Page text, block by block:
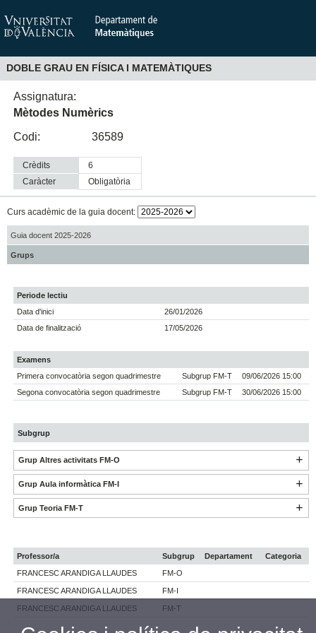
DOBLE GRAU EN FÍSICA I MATEMÀTIQUES
Assignatura:
Mètodes Numèrics
Codi:
36589
Crèdits
6
Caràcter
obligatòria
Curs acadèmic de la guia docent:
Guia docent 2025-2026
Grups
Periode lectiu
Data d'inici
26/01/2026
Data de finalització
17/05/2026
Examens
Primera convocatòria segon quadrimestre
Subgrup FM-T
09/06/2026 15:00
Segona convocatòria segon quadrimestre
Subgrup FM-T 30/06/2026 15:00
Subgrup
Grup Altres activitats FM-O
Grup Aula informàtica FM-I
Grup Teoria FM-T
Professor/a Subgrup Departament
Categoria
FRANCESC ARANDIGA LLAUDES
FM-O
FRANCESC ARANDIGA LLAUDES FM-I
FRANCESC ARANDIGA LLAUDES FM-T